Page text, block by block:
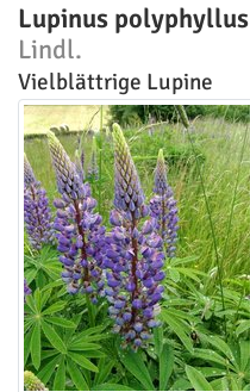
Lupinus polyphyllus
Lindl.
Vielblättrige Lupine